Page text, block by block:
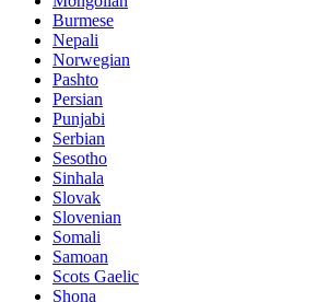
Burmese
Nepali
Norwegian
Pashto
Persian
Punjabi
Serbian
Sesotho
Sinhala
Slovak
Slovenian
Somali
Samoan
Scots Gaelic
Shona